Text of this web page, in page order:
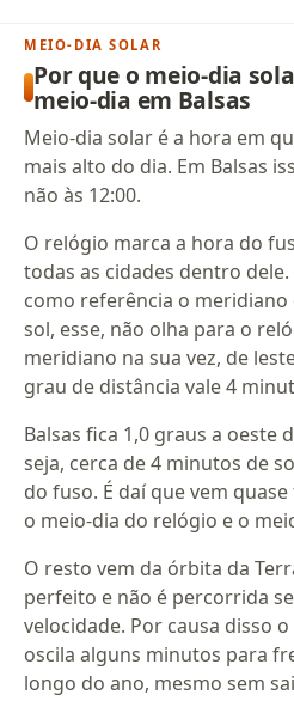
MEIO-DIA SOLAR
Por que o meio-dia
meio-dia em Balsas
Meio-dia solar é a hora em
mais alto do dia. Em Balsas
não às 12:00.
O relógio marca a hora do
todas as cidades dentro dele.
como referência o meridiano
sol, esse, não olha para o
meridiano na sua vez, de
grau de distância vale 4
Balsas fica 1,0 graus a oeste
seja, cerca de 4 minutos de
do fuso. É daí que vem
o meio-dia do relógio e o
O resto vem da órbita da
perfeito e não é percorrida
velocidade. Por causa disso
oscila alguns minutos para
longo do ano, mesmo sem